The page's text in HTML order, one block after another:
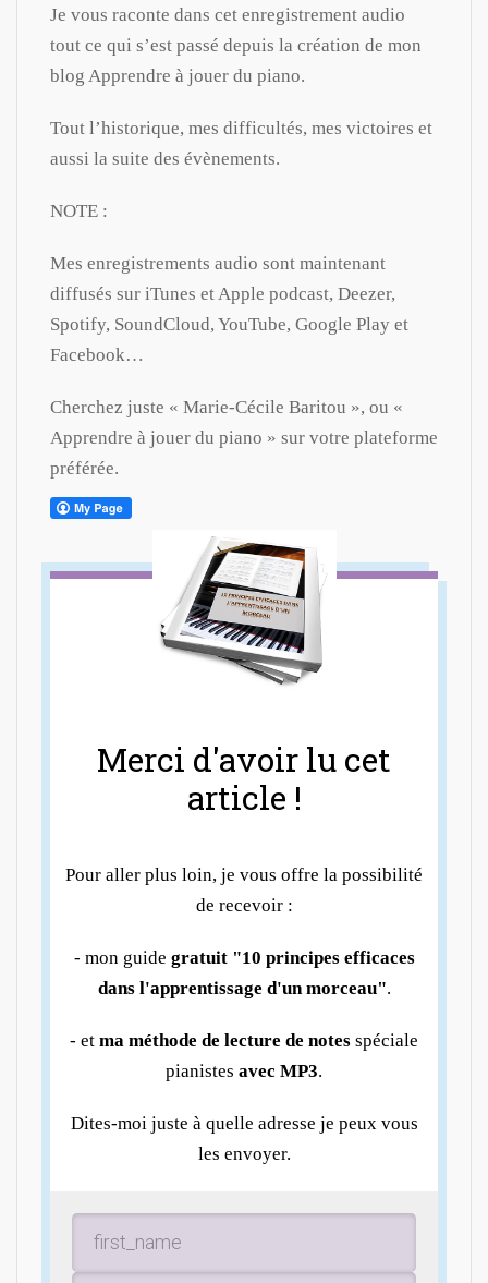
Je vous raconte dans cet enregistrement audio
tout ce qui s’est passé depuis la création de mon
blog Apprendre à jouer du piano.
Tout l’historique, mes difficultés, mes victoires et
aussi la suite des évènements.
NOTE :
Mes enregistrements audio sont maintenant
diffusés sur iTunes et Apple podcast, Deezer,
Spotify, SoundCloud, YouTube, Google Play et
Facebook…
Cherchez juste « Marie-Cécile Baritou », ou «
Apprendre à jouer du piano » sur votre plateforme
préférée.
Merci d'avoir lu cet
article !
Pour aller plus loin, je vous offre la possibilité
de recevoir :
- mon guide gratuit "10 principes efficaces
dans l'apprentissage d'un morceau".
- et ma méthode de lecture de notes spéciale
pianistes avec MP3.
Dites-moi juste à quelle adresse je peux vous
les envoyer.